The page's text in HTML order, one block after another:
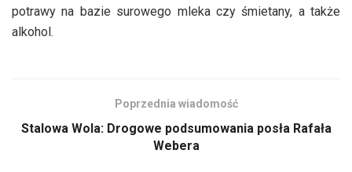
potrawy na bazie surowego mleka czy śmietany, a także
alkohol.
Poprzednia wiadomość
Stalowa Wola: Drogowe podsumowania posła Rafała
Webera